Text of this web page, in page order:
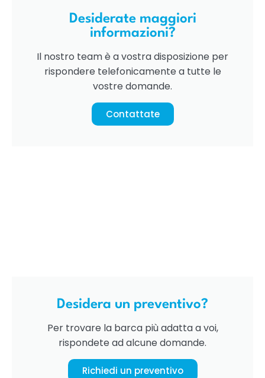
Desiderate maggiori
informazioni?
Il nostro team è a vostra disposizione per
rispondere telefonicamente a tutte le
vostre domande.
Contattate
Desidera un preventivo?
Per trovare la barca più adatta a voi,
rispondete ad alcune domande.
Richiedi un preventivo